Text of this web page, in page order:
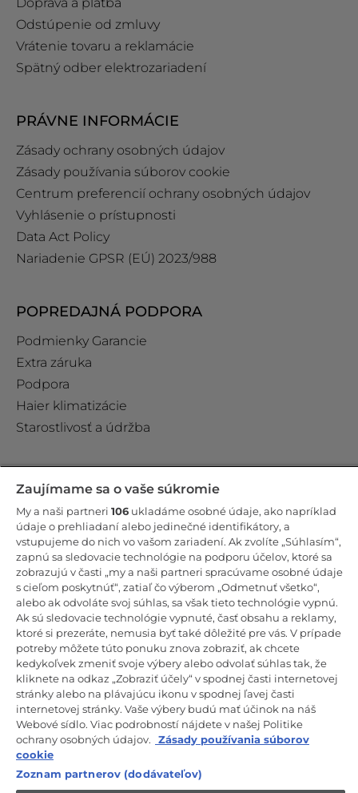
Odstúpenie od zmluvy
Vrátenie tovaru a reklamácie
Spätný odber elektrozariadení
PRÁVNE INFORMÁCIE
Zásady ochrany osobných údajov
Zásady používania súborov cookie
Centrum preferencií ochrany osobných údajov
Vyhlásenie o prístupnosti
Data Act Policy
Nariadenie GPSR (EÚ) 2023/988
POPREDAJNÁ PODPORA
Podmienky Garancie
Extra záruka
Podpora
Haier klimatizácie
Starostlivosť a údržba
Zostaňte v kontakte!
Odoberajte náš newsletter
CANDY HOOVER GROUP S.r.I. – Jednoosobová spol. s r.o. –
PRÁVNE SÍDLO SPOLOČNOSTI: Via Comolli, 57 – 20861 Brugherio
(MB) – Taliansko – ADMINISTRATÍVNE SÍDLA: Via Privata Eden
Fumagalli snc – 20861 Brugherio (MB) a Via Trento č. 20/A-22 –
20871 Vimercate (MB) – Taliansko – Tel.: +39.039.2086.1 – Fax:
+39.039.2086.237 – Základné imanie 35 000 000,00 € plne splatené
– Daňové identifikačné číslo a číslo zápisu v obchodnom registri
Miláno-Monza-Brianza-Lodi 04666310158 – DIČ 00786860965 –
Identifikačné číslo obchodnej jednotky: MB-1033934 – Oprávnenie IT
AEOF 211870 – Činnosť spoločnosti riadi a koordinuje spoločnosť
Candy S.p.A.
SK / Slovensko
Zaujímame sa o vaše súkromie
My a naši partneri 106 ukladáme osobné údaje, ako napríklad
údaje o prehliadaní alebo jedinečné identifikátory, a
vstupujeme do nich vo vašom zariadení. Ak zvolíte „Súhlasím“,
zapnú sa sledovacie technológie na podporu účelov, ktoré sa
zobrazujú v časti „my a naši partneri spracúvame osobné údaje
s cieľom poskytnúť“, zatiaľ čo výberom „Odmetnuť všetko“,
alebo ak odvoláte svoj súhlas, sa však tieto technológie vypnú.
Ak sú sledovacie technológie vypnuté, časť obsahu a reklamy,
ktoré si prezeráte, nemusia byť také dôležité pre vás. V prípade
potreby môžete túto ponuku znova zobraziť, ak chcete
kedykoľvek zmeniť svoje výbery alebo odvolať súhlas tak, že
kliknete na odkaz „Zobraziť účely“ v spodnej časti internetovej
stránky alebo na plávajúcu ikonu v spodnej ľavej časti
internetovej stránky. Vaše výbery budú mať účinok na náš
Webové sídlo. Viac podrobností nájdete v našej Politike
ochrany osobných údajov.
Zásady používania súborov
cookie
Zoznam partnerov (dodávateľov)